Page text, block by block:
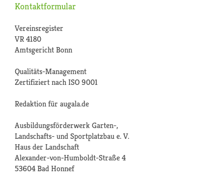
Kontaktformular
Vereinsregister
VR 4180
Amtsgericht Bonn
Qualitäts-Management
Zertifiziert nach ISO 9001
Redaktion für augala.de
Ausbildungsförderwerk Garten-,
Landschafts- und Sportplatzbau e. V.
Haus der Landschaft
Alexander-von-Humboldt-Straße 4
53604 Bad Honnef